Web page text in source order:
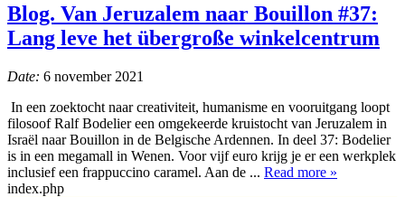
Blog. Van Jeruzalem naar Bouillon #37:
Lang leve het übergroße winkelcentrum
Date: 6 november 2021
In een zoektocht naar creativiteit, humanisme en vooruitgang loopt
filosoof Ralf Bodelier een omgekeerde kruistocht van Jeruzalem in
Israël naar Bouillon in de Belgische Ardennen. In deel 37: Bodelier
is in een megamall in Wenen. Voor vijf euro krijg je er een werkplek
inclusief een frappuccino caramel. Aan de ... Read more »
index.php